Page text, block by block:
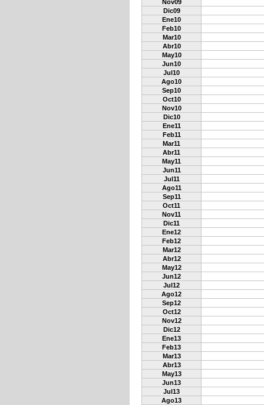
Nov09
Dic09
Ene10
Feb10
Mar10
Abr10
May10
Jun10
Jul10
Ago10
Sep10
Oct10
Nov10
Dic10
Ene11
Feb11
Mar11
Abr11
May11
Jun11
Jul11
Ago11
Sep11
Oct11
Nov11
Dic11
Ene12
Feb12
Mar12
Abr12
May12
Jun12
Jul12
Ago12
Sep12
Oct12
Nov12
Dic12
Ene13
Feb13
Mar13
Abr13
May13
Jun13
Jul13
Ago13